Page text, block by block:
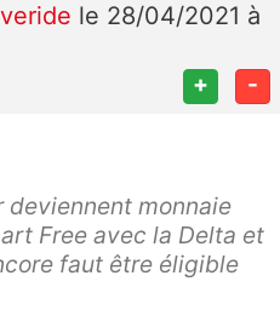
le 28/04/2021 à
+ -
monnaie
Free avec la Delta et
faut être éligible